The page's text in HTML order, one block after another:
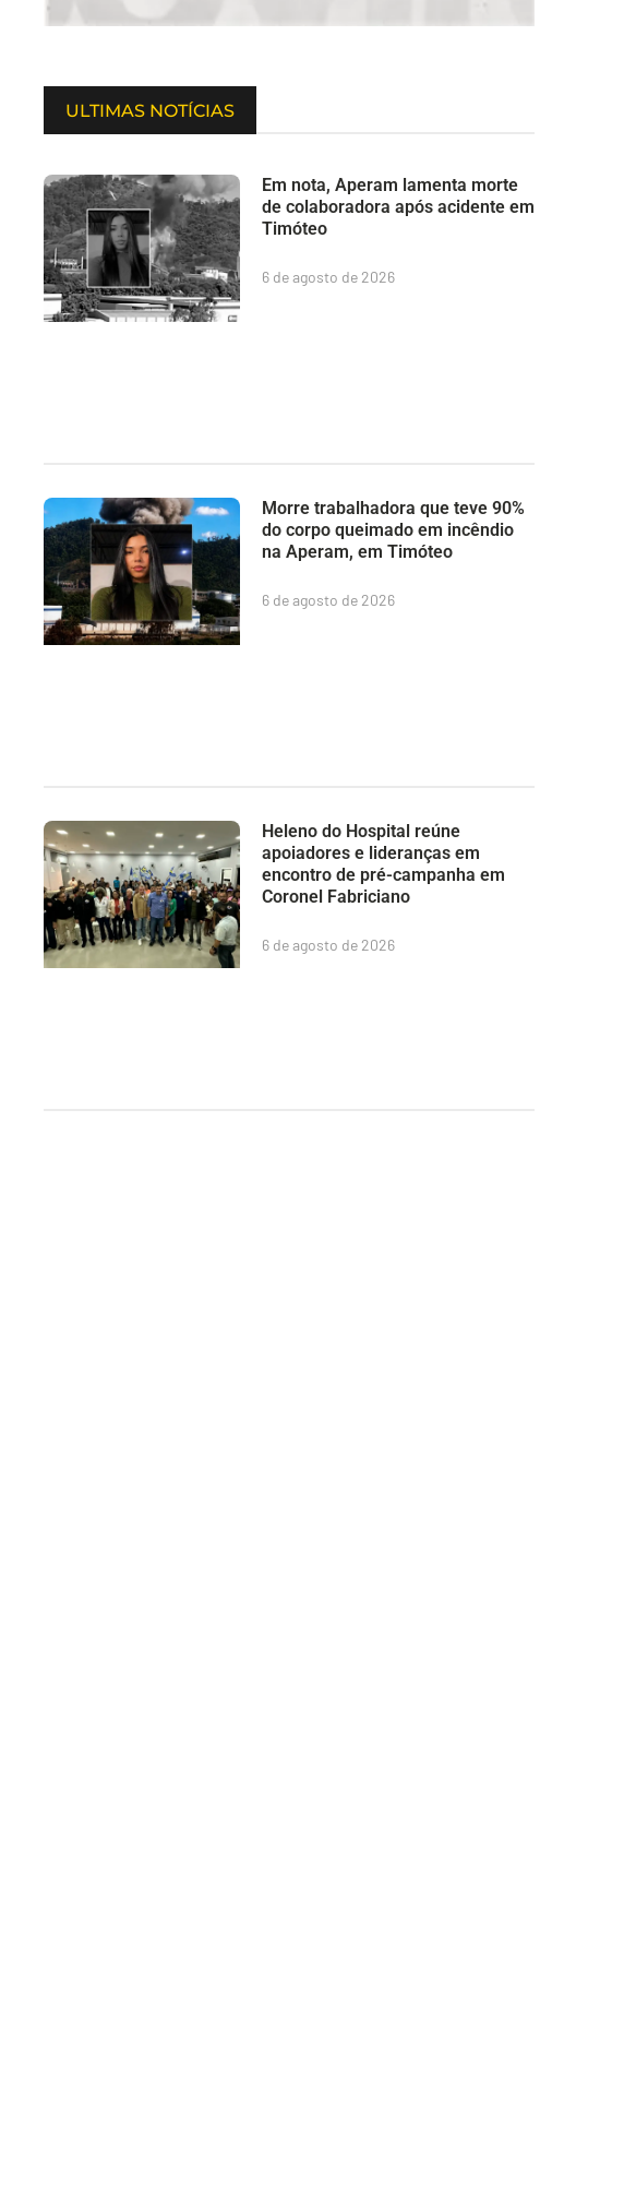
ULTIMAS NOTÍCIAS
Em nota, Aperam lamenta morte
de colaboradora após acidente em
Timóteo
6 de agosto de 2026
Morre trabalhadora que teve 90%
do corpo queimado em incêndio
na Aperam, em Timóteo
6 de agosto de 2026
Heleno do Hospital reúne
apoiadores e lideranças em
encontro de pré-campanha em
Coronel Fabriciano
6 de agosto de 2026